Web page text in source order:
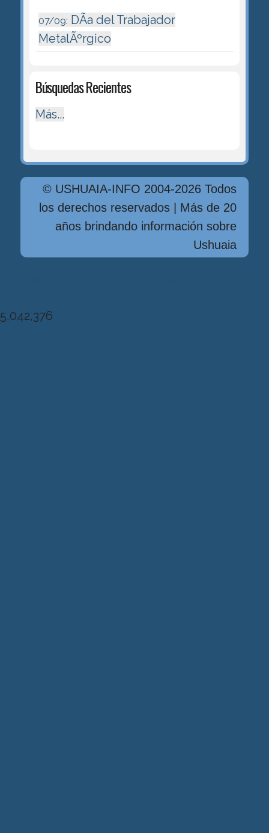
07/09: DÃ­a del Trabajador
MetalÃºrgico
Búsquedas Recientes
Más...
© USHUAIA-INFO 2004-2026 Todos
los derechos reservados | Más de 20
años brindando información sobre
Ushuaia
5,042,376